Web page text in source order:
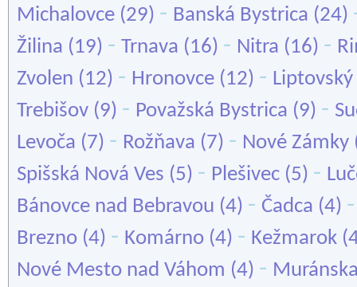
Michalovce (29) - Banská Bystrica (24)
Žilina (19) - Trnava (16) - Nitra (16) -
Zvolen (12) - Hronovce (12) -
Trebišov (9) - Považská Bystrica (9) -
Levoča (7) - Rožňava (7) - Nové Zámky
Spišská Nová Ves (5) - Plešivec (5) -
Bánovce nad Bebravou (4) - Čadca (4)
Brezno (4) - Komárno (4) - Kežmarok
Nové Mesto nad Váhom (4) -